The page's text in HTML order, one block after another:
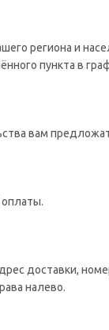
региона и
пункта в
вам
доставки,
налево.